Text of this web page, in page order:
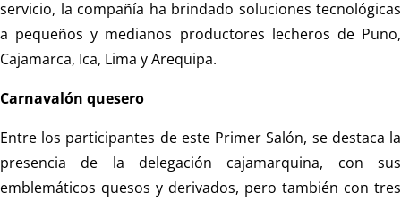
servicio, la compañía ha brindado soluciones tecnológicas
a pequeños y medianos productores lecheros de Puno,
Cajamarca, Ica, Lima y Arequipa.
Carnavalón quesero
Entre los participantes de este Primer Salón, se destaca la
presencia de la delegación cajamarquina, con sus
emblemáticos quesos y derivados, pero también con tres